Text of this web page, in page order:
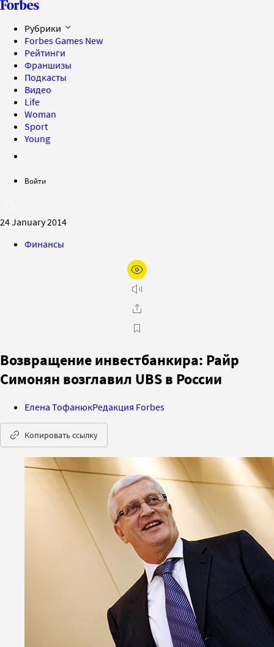
Рубрики
Forbes Games New
Рейтинги
Франшизы
Подкасты
Видео
Life
Woman
Sport
Young
Войти
24 January 2014
Финансы
Возвращение инвестбанкира: Райр
Симонян возглавил UBS в России
Елена ТофанюкРедакция Forbes
Копировать ссылку